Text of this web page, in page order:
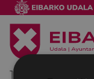
15/11/2018